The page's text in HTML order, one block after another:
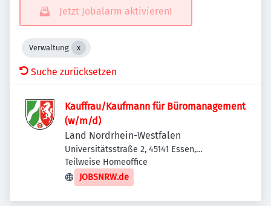
Jetzt Jobalarm aktivieren!
Verwaltung
Suche zurücksetzen
Kauffrau/Kaufmann für Büromanagement
(w/m/d)
Land Nordrhein-Westfalen
Universitätsstraße 2, 45141 Essen,
Deutschland
Teilweise Homeoffice
JOBSNRW.de